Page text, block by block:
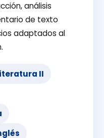
análisis
de texto
adaptados al
II